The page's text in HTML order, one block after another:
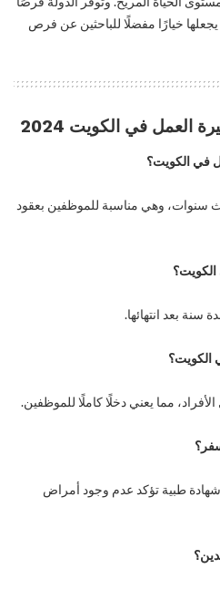
خيارًا مفضلًا للباحثين عن فرص
العمل في الكويت
في الكويت؟
سنوات، وهي مناسبة للموظفين بعقود
الكويت؟
سنة بعد انتهائها.
الكويت؟
مما يعني دخلًا كاملًا للموظفين.
شهادة طبية تؤكد عدم وجود أمراض